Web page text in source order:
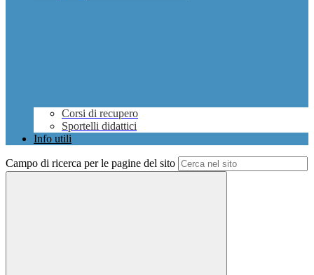
Corsi di recupero
Sportelli didattici
Info utili
Campo di ricerca per le pagine del sito